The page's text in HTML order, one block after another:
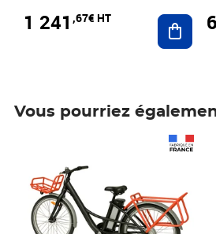
1 241 ,67€ HT 6
Vous pourriez